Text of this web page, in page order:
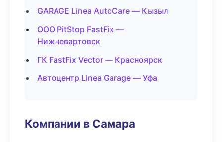
GARAGE Linea AutoCare — Кызыл
ООО PitStop FastFix —
Нижневартовск
ГК FastFix Vector — Красноярск
Автоцентр Linea Garage — Уфа
Компании в Самара